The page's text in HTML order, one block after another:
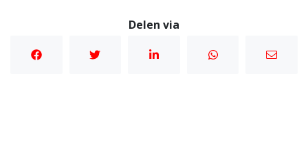
Delen via